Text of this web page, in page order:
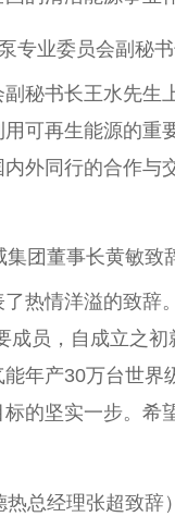
专业委员会副秘书
副秘书长王水先生
可再生能源的重
外同行的合作与
集团董事长黄敏致
热情洋溢的致辞
成员，自成立之
年产30万台世界
的坚实一步。希
热总经理张超致辞）